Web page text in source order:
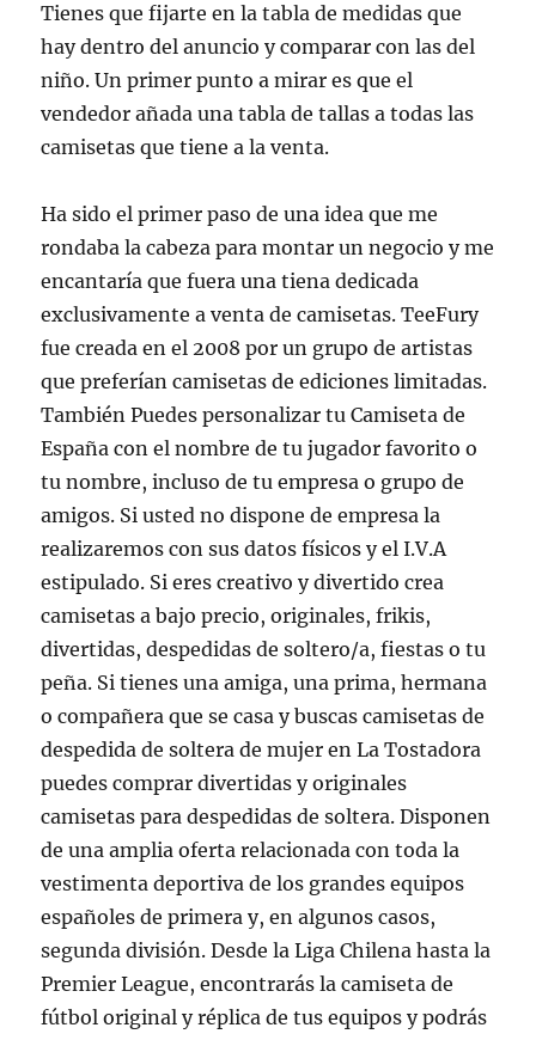
Tienes que fijarte en la tabla de medidas que
hay dentro del anuncio y comparar con las del
niño. Un primer punto a mirar es que el
vendedor añada una tabla de tallas a todas las
camisetas que tiene a la venta.
Ha sido el primer paso de una idea que me
rondaba la cabeza para montar un negocio y me
encantaría que fuera una tiena dedicada
exclusivamente a venta de camisetas. TeeFury
fue creada en el 2008 por un grupo de artistas
que preferían camisetas de ediciones limitadas.
También Puedes personalizar tu Camiseta de
España con el nombre de tu jugador favorito o
tu nombre, incluso de tu empresa o grupo de
amigos. Si usted no dispone de empresa la
realizaremos con sus datos físicos y el I.V.A
estipulado. Si eres creativo y divertido crea
camisetas a bajo precio, originales, frikis,
divertidas, despedidas de soltero/a, fiestas o tu
peña. Si tienes una amiga, una prima, hermana
o compañera que se casa y buscas camisetas de
despedida de soltera de mujer en La Tostadora
puedes comprar divertidas y originales
camisetas para despedidas de soltera. Disponen
de una amplia oferta relacionada con toda la
vestimenta deportiva de los grandes equipos
españoles de primera y, en algunos casos,
segunda división. Desde la Liga Chilena hasta la
Premier League, encontrarás la camiseta de
fútbol original y réplica de tus equipos y podrás